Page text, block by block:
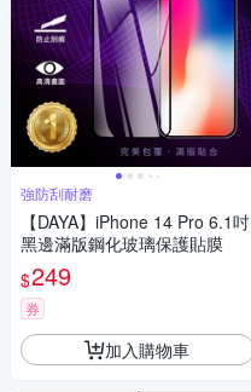
強防刮耐磨
【DAYA】iPhone 14 Pro 6.1吋
黑邊滿版鋼化玻璃保護貼膜
$249
券
加入購物車